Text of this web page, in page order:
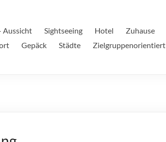
Aussicht Sightseeing Hotel Zuhause
Gepäck Städte Zielgruppenorientiert